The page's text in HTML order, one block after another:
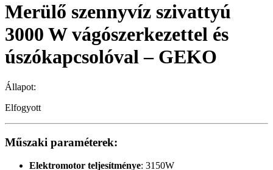
Merülő szennyvíz szivattyú
3000 W vágószerkezettel és
úszókapcsolóval – GEKO
Állapot:
Elfogyott
Műszaki paraméterek:
Elektromotor teljesítménye: 3150W